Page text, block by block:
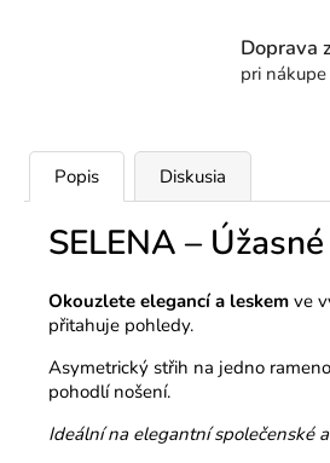
Doprava
pri
Popis Diskusia
SELENA –
Okouzlete elegancí a leskem ve
přitahuje pohledy.
Asymetrický střih na jedno
pohodlí nošení.
Ideální na elegantní společenské